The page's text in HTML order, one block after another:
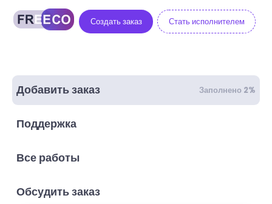
Создать заказ Стать исполнителем
Добавить заказ Заполнено 2%
Поддержка
Все работы
Обсудить заказ